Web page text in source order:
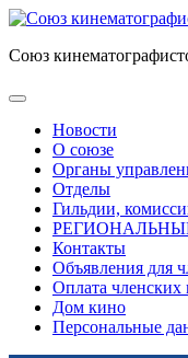
Союз
Новости
О союзе
Органы
Отделы
Гильдии,
Контакты
Объявления для
Оплата членских
Дом кино
Персональные